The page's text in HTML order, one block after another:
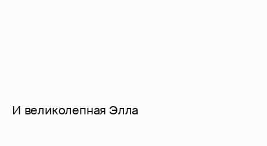
И великолепная Элла